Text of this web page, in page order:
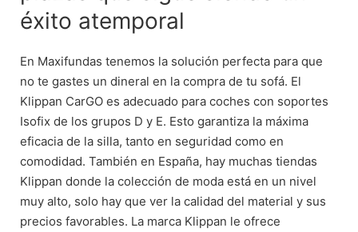
éxito atemporal
En Maxifundas tenemos la solución perfecta para que
no te gastes un dineral en la compra de tu sofá. El
Klippan CarGO es adecuado para coches con soportes
Isofix de los grupos D y E. Esto garantiza la máxima
eficacia de la silla, tanto en seguridad como en
comodidad. También en España, hay muchas tiendas
Klippan donde la colección de moda está en un nivel
muy alto, solo hay que ver la calidad del material y sus
precios favorables. La marca Klippan le ofrece